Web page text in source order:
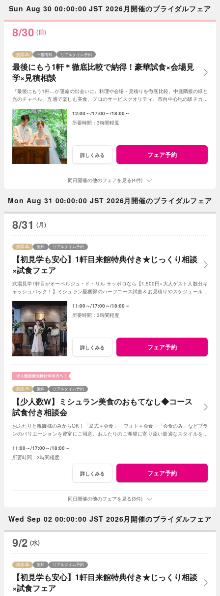
Sun Aug 30 00:00:00 JST 2026月開催のブライダルフェア
8/30 (日)
最後にもう1軒＊徹底比較で納得！豪華試食×会場見
学×見積相談
残席 一部有料 リアルタイム予約
『最後にもう1軒…が運命の出会いに』料理や会場・見積りを徹底比較。中庭隣接の緑と
光のチャペル、五感で楽しむ美食、プロのサービスクオリティ、市内中心地の駅チカ好
12:00～ 17:00～ 18:00～
3時間程度
詳しくみる フェア予約
同日開催の他のフェアを見る(4件)
Mon Aug 31 00:00:00 JST 2026月開催のブライダルフェア
8/31 (月)
【初見学も安心】1軒目来館特典付き★じっくり相談
×試食フェア
残席 無料 リアルタイム予約
式場見学1軒目がオーベルジュ・ド・リル サッポロなら【1,500円×大人ゲスト人数分キ
ャッシュバック！】ミシュラン星獲得のハーフコース試食＆お見積りやスケジュールも
11:00～ 17:00～ 18:00～
3時間程度
詳しくみる フェア予約
【少人数W】ミシュラン美食のおもてなし◆コース
試食付き相談会
残席 無料 リアルタイム予約
おふたりと親御様のみからOK！「挙式＋会食」「フォト＋会食」「会食のみ」などプラ
ンのバリエーションを豊富にご用意。おふたりのご希望に寄り添い最適なスタイルをご
11:00～ 17:00～ 18:00～
3時間程度
詳しくみる フェア予約
同日開催の他のフェアを見る(3件)
Wed Sep 02 00:00:00 JST 2026月開催のブライダルフェア
9/2 (水)
【初見学も安心】1軒目来館特典付き★じっくり相談
×試食フェア
残席 無料 リアルタイム予約